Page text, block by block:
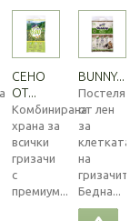
СЕНО
ОТ...
Комбинирана
храна за
всички
гризачи
с
премиум...
BUNNY...
Постеля
от лен
за
клетката
на
гризачите.
Бедна...